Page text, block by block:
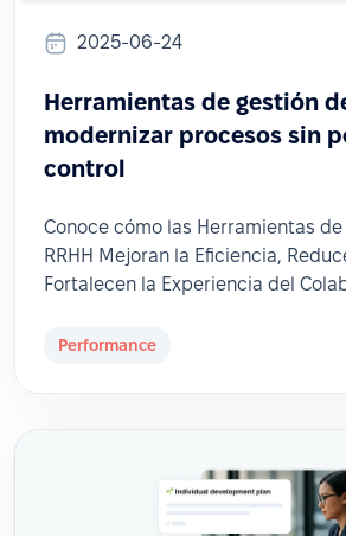
2025-06-24
Herramientas de gestión
modernizar procesos sin
control
Conoce cómo las Herramientas
RRHH Mejoran la Eficiencia,
Fortalecen la Experiencia del
Performance